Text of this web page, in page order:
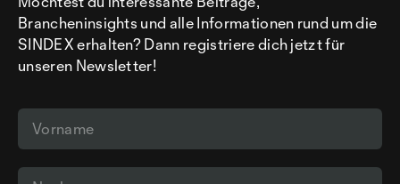
Brancheninsights und alle Informationen rund um die
SINDEX erhalten? Dann registriere dich jetzt für
unseren Newsletter!